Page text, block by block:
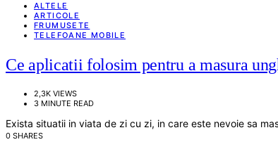
ALTELE
ARTICOLE
FRUMUSETE
TELEFOANE MOBILE
Ce aplicatii folosim pentru a masura
2,3K VIEWS
3 MINUTE READ
Exista situatii in viata de zi cu zi, in care este nevoie sa
0 SHARES